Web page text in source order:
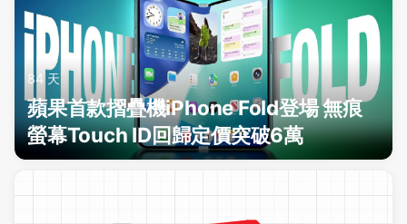
84 天
蘋果首款摺疊機iPhone Fold登場 無痕
螢幕Touch ID回歸定價突破6萬